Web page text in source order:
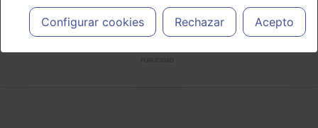
profesionales facultados prescribir medicamentos y decidir, en
cada caso concreto, el tratamiento más adecuado a las
necesidades del paciente.
Configurar cookies Rechazar Acepto